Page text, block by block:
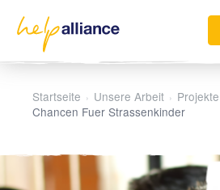
Unsere Arbeit
Über uns
Startseite › Unsere Arbeit › Projekte
Chancen Fuer Strassenkinder